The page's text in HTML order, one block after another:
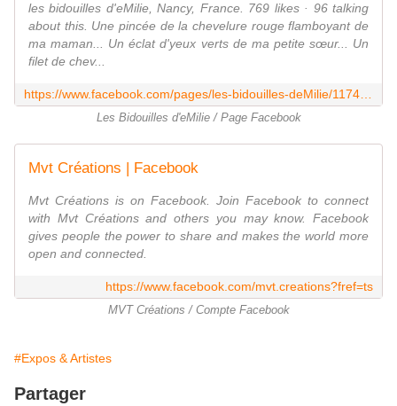
les bidouilles d'eMilie, Nancy, France. 769 likes · 96 talking
about this. Une pincée de la chevelure rouge flamboyant de
ma maman... Un éclat d'yeux verts de ma petite sœur... Un
filet de chev...
Les Bidouilles d'eMilie / Page Facebook
Mvt Créations | Facebook
Mvt Créations is on Facebook. Join Facebook to connect
with Mvt Créations and others you may know. Facebook
gives people the power to share and makes the world more
open and connected.
https://www.facebook.com/mvt.creations?fref=ts
MVT Créations / Compte Facebook
#Expos & Artistes
Partager